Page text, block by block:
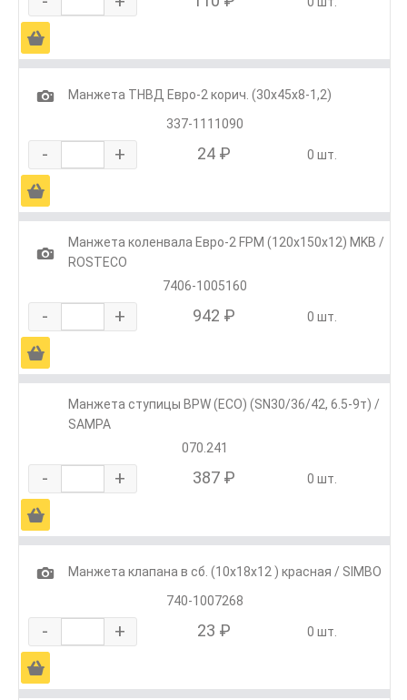
Ä
1
Манжета ТНВД Евро-2 корич. (30х45х8-1,2)
337-1111090
- + 24 ₽ 0 шт.
Ä
1
Манжета коленвала Евро-2 FPM (120х150х12) MKB /
ROSTECO
7406-1005160
- + 942 ₽ 0 шт.
Ä
Манжета ступицы BPW (ECO) (SN30/36/42, 6.5-9т) /
SAMPA
070.241
- + 387 ₽ 0 шт.
Ä
1
Манжета клапана в сб. (10х18х12 ) красная / SIMBO
740-1007268
- + 23 ₽ 0 шт.
Ä